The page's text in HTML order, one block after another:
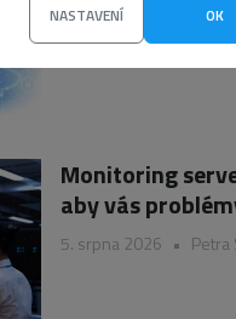
NASTAVENÍ OK
6. srpna 2026
Monitoring
aby vás
5. srpna 2026 • Petra